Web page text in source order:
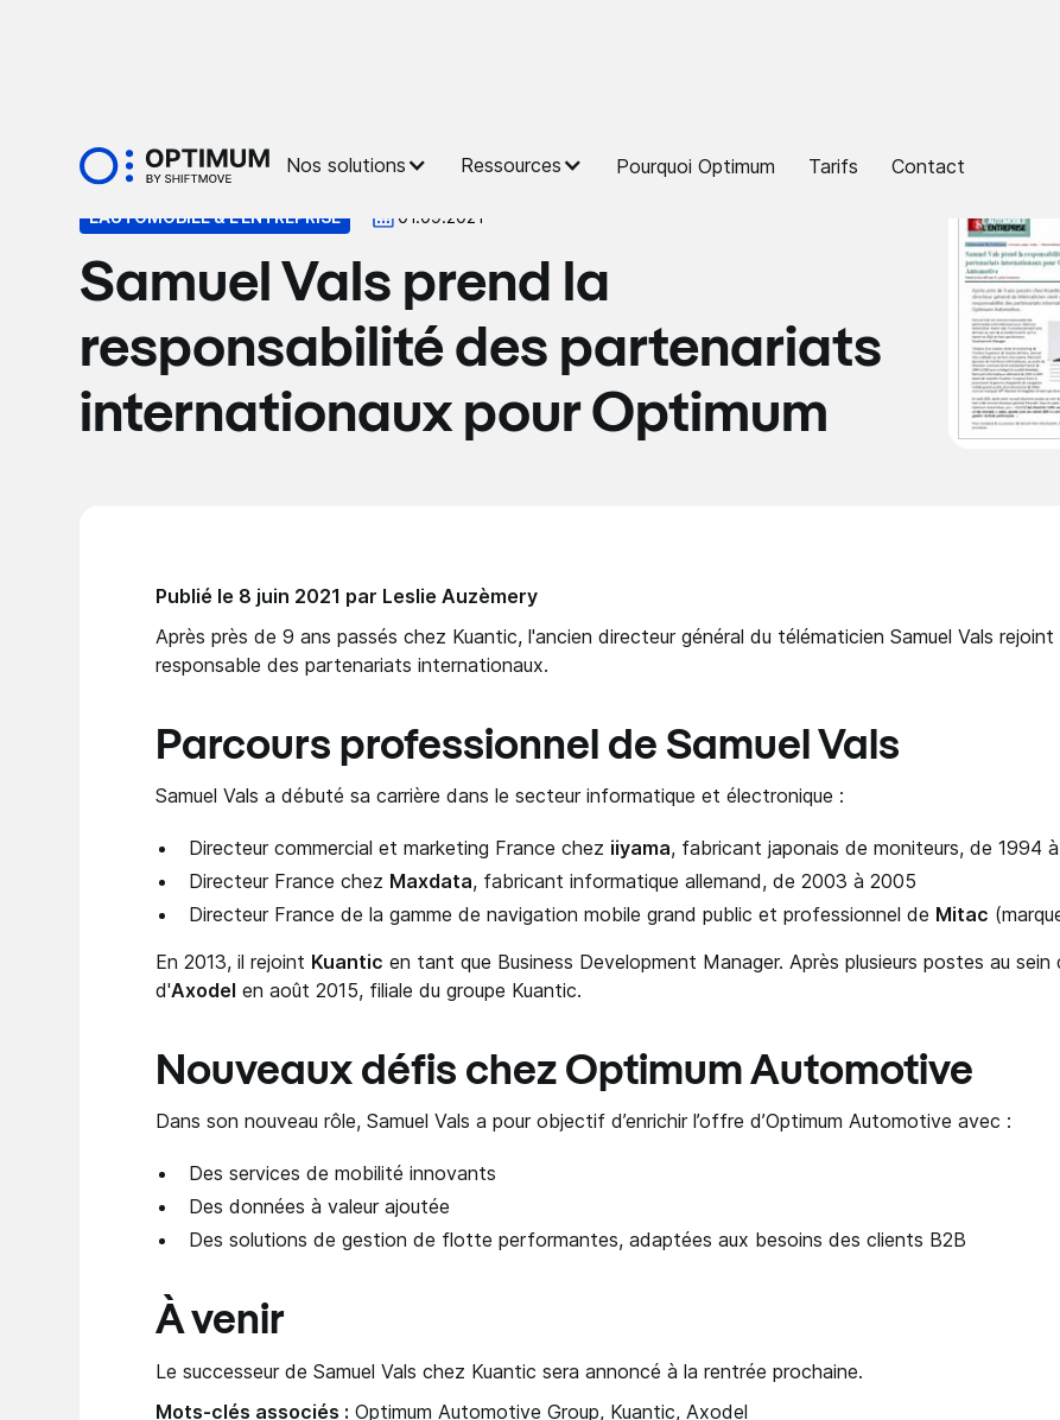
Nos solutions Ressources Pourquoi Optimum Tarifs Contact
L’AUTOMOBILE & L’ENTREPRISE 01.09.2021
Samuel Vals prend la
responsabilité des partenariats
internationaux pour Optimum
Publié le 8 juin 2021 par Leslie Auzèmery
Après près de 9 ans passés chez Kuantic, l'ancien directeur général du télématicien Samuel Vals rejoint
responsable des partenariats internationaux.
Parcours professionnel de Samuel Vals
Samuel Vals a débuté sa carrière dans le secteur informatique et électronique :
Directeur commercial et marketing France chez iiyama, fabricant japonais de moniteurs, de 1994
Directeur France chez Maxdata, fabricant informatique allemand, de 2003 à 2005
Directeur France de la gamme de navigation mobile grand public et professionnel de Mitac
En 2013, il rejoint Kuantic en tant que Business Development Manager. Après plusieurs postes au
d'Axodel en août 2015, filiale du groupe Kuantic.
Nouveaux défis chez Optimum Automotive
Dans son nouveau rôle, Samuel Vals a pour objectif d’enrichir l’offre d’Optimum Automotive avec :
Des services de mobilité innovants
Des données à valeur ajoutée
Des solutions de gestion de flotte performantes, adaptées aux besoins des clients B2B
À venir
Le successeur de Samuel Vals chez Kuantic sera annoncé à la rentrée prochaine.
Mots-clés associés : Optimum Automotive Group, Kuantic, Axodel